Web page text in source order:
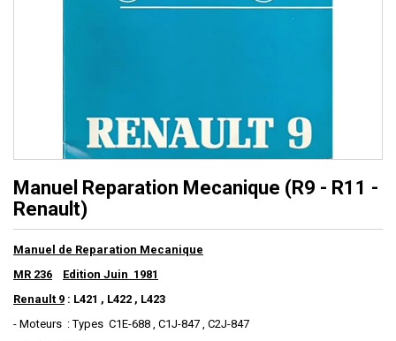
Manuel Reparation Mecanique (R9 - R11 -
Renault)
Manuel de Reparation Mecanique
MR 236
Edition Juin 1981
Renault 9 : L421 , L422 , L423
- Moteurs : Types C1E-688 , C1J-847 , C2J-847